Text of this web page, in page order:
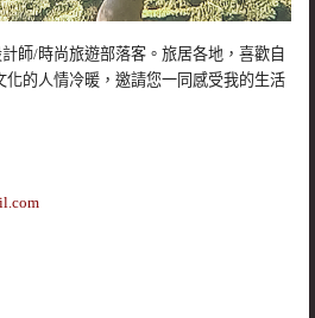
師/時尚旅遊部落客。旅居各地，喜歡自
化的人情冷暖，邀請您一同感受我的生活